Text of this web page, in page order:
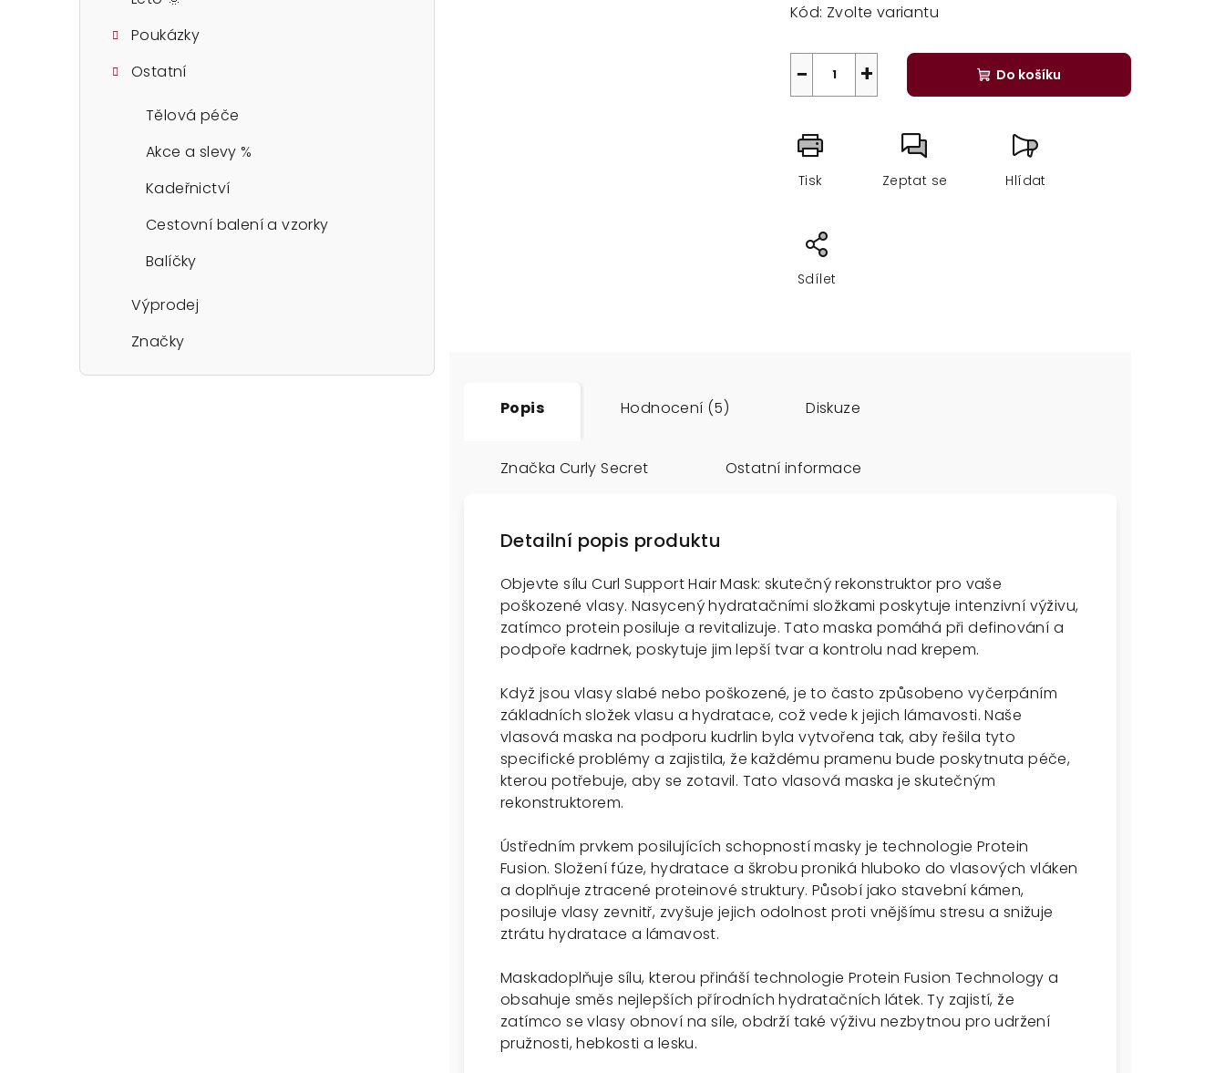
Poukázky
Ostatní
Tělová péče
Akce a slevy %
Kadeřnictví
Cestovní balení a vzorky
Balíčky
Výprodej
Značky
Kód: Zvolte variantu
+
− Do košíku
Tisk Zeptat se Hlídat
Sdílet
Popis Hodnocení (5) Diskuze
Značka Curly Secret Ostatní informace
Detailní popis produktu
Objevte sílu Curl Support Hair Mask: skutečný rekonstruktor pro vaše
poškozené vlasy. Nasycený hydratačními složkami poskytuje intenzivní výživu,
zatímco protein posiluje a revitalizuje. Tato maska pomáhá při definování a
podpoře kadrnek, poskytuje jim lepší tvar a kontrolu nad krepem.
Když jsou vlasy slabé nebo poškozené, je to často způsobeno vyčerpáním
základních složek vlasu a hydratace, což vede k jejich lámavosti. Naše
vlasová maska na podporu kudrlin byla vytvořena tak, aby řešila tyto
specifické problémy a zajistila, že každému pramenu bude poskytnuta péče,
kterou potřebuje, aby se zotavil. Tato vlasová maska je skutečným
rekonstruktorem.
Ústředním prvkem posilujících schopností masky je technologie Protein
Fusion. Složení fúze, hydratace a škrobu proniká hluboko do vlasových vláken
a doplňuje ztracené proteinové struktury. Působí jako stavební kámen,
posiluje vlasy zevnitř, zvyšuje jejich odolnost proti vnějšímu stresu a snižuje
ztrátu hydratace a lámavost.
Maskadoplňuje sílu, kterou přináší technologie Protein Fusion Technology a
obsahuje směs nejlepších přírodních hydratačních látek. Ty zajistí, že
zatímco se vlasy obnoví na síle, obdrží také výživu nezbytnou pro udržení
pružnosti, hebkosti a lesku.